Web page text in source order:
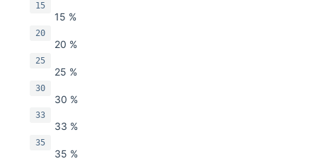
15
15 %
20
20 %
25
25 %
30
30 %
33
33 %
35
35 %